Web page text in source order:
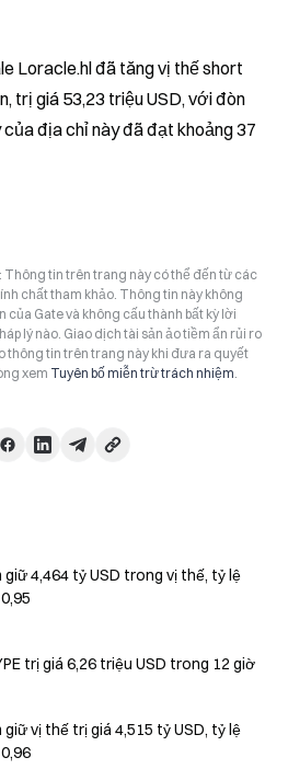
Loracle.hl đã tăng vị thế short
trị giá 53,23 triệu USD, với đòn
của địa chỉ này đã đạt khoảng 37
Thông tin trên trang này có thể đến từ các
chất tham khảo. Thông tin này không
của Gate và không cấu thành bất kỳ lời
lý nào. Giao dịch tài sản ảo tiềm ẩn rủi ro
thông tin trên trang này khi đưa ra quyết
xem Tuyên bố miễn trừ trách nhiệm.
giữ 4,464 tỷ USD trong vị thế, tỷ lệ
trị giá 6,26 triệu USD trong 12 giờ
giữ vị thế trị giá 4,515 tỷ USD, tỷ lệ